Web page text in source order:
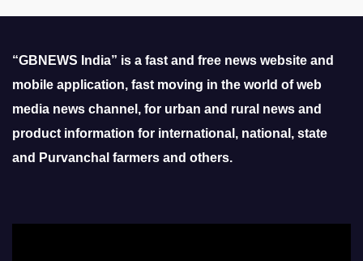
“GBNEWS India” is a fast and free news website and
mobile application, fast moving in the world of web
media news channel, for urban and rural news and
product information for international, national, state
and Purvanchal farmers and others.